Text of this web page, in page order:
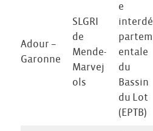
Adour –
Garonne
SLGRI
de
Mende-
Marvej
ols
e
interdé
partem
entale
du
Bassin
du Lot
(EPTB)